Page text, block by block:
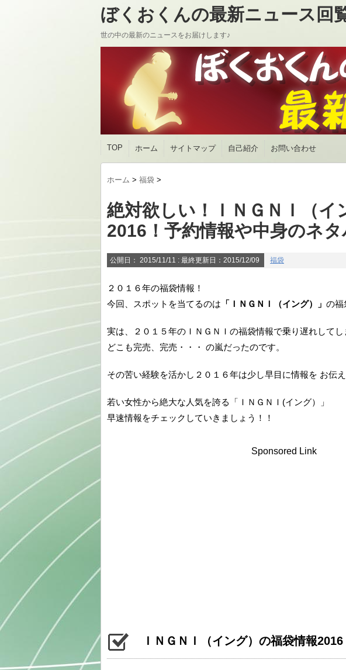
ぼくおくんの最新ニュース回
世の中の最新のニュースをお届けします♪
TOP ホーム サイトマップ 自己紹介 お問い合わせ
ホーム > 福袋 >
絶対欲しい！ＩＮＧＮＩ（イ
2016！予約情報や中身のネタ
公開日： 2015/11/11 : 最終更新日：2015/12/09 福袋
２０１６年の福袋情報！
今回、スポットを当てるのは 「ＩＮＧＮＩ（イング）」 の福
実は、２０１５年のＩＮＧＮＩの福袋情報で乗り遅れしてし
どこも完売、完売・・・ の嵐だったのです。
その苦い経験を活かし２０１６年は少し早目に情報を お伝
若い女性から絶大な人気を誇る「ＩＮＧＮＩ(イング）」
早速情報をチェックしていきましょう！！
Sponsored Link
ＩＮＧＮＩ（イング）の福袋情報2016